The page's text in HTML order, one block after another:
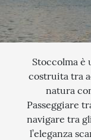
Stoccolma è
costruita tra
natura
Passeggiare
navigare tra
l’eleganza I